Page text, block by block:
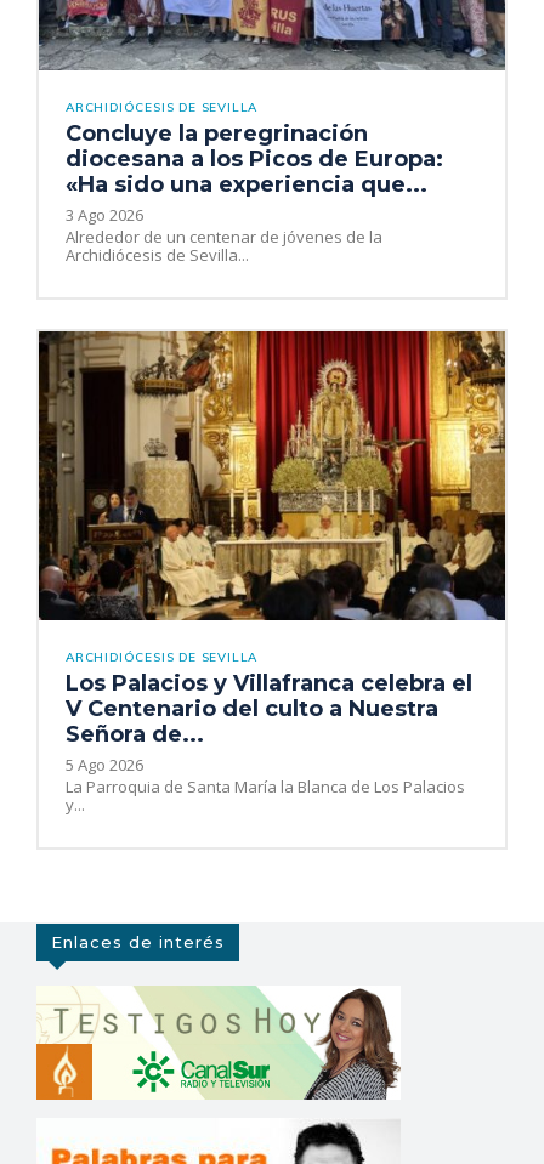
ARCHIDIÓCESIS DE SEVILLA
Concluye la peregrinación
diocesana a los Picos de Europa:
«Ha sido una experiencia que...
3 Ago 2026
Alrededor de un centenar de jóvenes de la
Archidiócesis de Sevilla...
ARCHIDIÓCESIS DE SEVILLA
Los Palacios y Villafranca celebra el
V Centenario del culto a Nuestra
Señora de...
5 Ago 2026
La Parroquia de Santa María la Blanca de Los Palacios
y...
Enlaces de interés